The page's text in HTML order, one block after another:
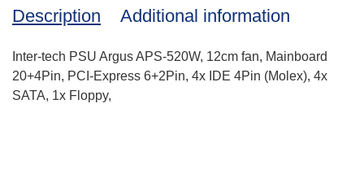
Description Additional information
Inter-tech PSU Argus APS-520W, 12cm fan, Mainboard
20+4Pin, PCI-Express 6+2Pin, 4x IDE 4Pin (Molex), 4x
SATA, 1x Floppy,